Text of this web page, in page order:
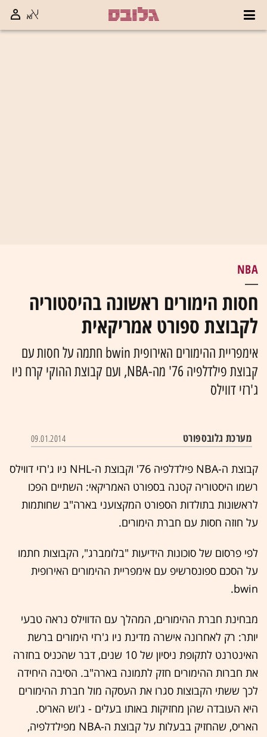
NBA
חסות הימורים ראשונה בהיסטוריה
לקבוצת ספורט אמריקאית
אימפריית ההימורים האירופית bwin חתמה על חסות עם
קבוצת פילדלפיה 76' מה-NBA, ועם קבוצת ההוקי קרח ניו
ג'רזי דווילס
מערכת גלובספורט 09.01.2014
קבוצת ה-NBA פילדלפיה 76' וקבוצת ה-NHL ניו ג'רזי דווילס
רשמו היסטוריה קטנה בספורט האמריקאי: השתיים הפכו
לראשונות בתולדות הספורט המקצועני בארה"ב שחותמות
על חוזה חסות עם חברת הימורים.
לפי פרסום של סוכונות הידיעות "בלומברג", הקבוצות חתמו
על הסכם ספונסרשיפ עם אימפריית ההימורים האירופית
bwin.
מבחינת חברת ההימורים, המהלך עם הדווילס נראה טבעי
יותר: רק לאחרונה אישרה מדינת ניו ג'רזי הימורים ברשת
האינטרנט לתקופת ניסיון של 10 שנים, דבר שהכניס בחזרה
את חברות ההימורים חזק לתמונה בארה"ב. הסיבה היחידה
לכך ששתי הקבוצות סגרו את העסקה מול חברת ההימורים
היא העובדה שהן מחזיקות באותו בעלים - ג'וש האריס.
האריס, שהחזיק בבעלות על קבוצת ה-NBA מפילדלפיה,